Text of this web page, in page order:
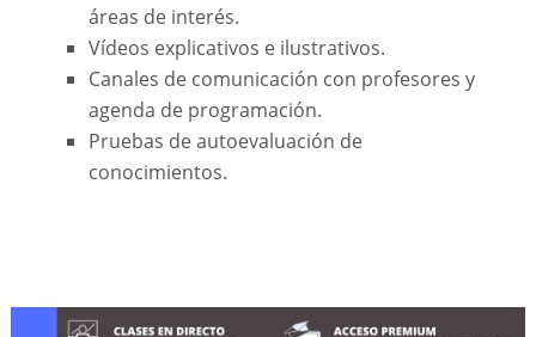
áreas de interés.
Vídeos explicativos e ilustrativos.
Canales de comunicación con profesores y
agenda de programación.
Pruebas de autoevaluación de
conocimientos.